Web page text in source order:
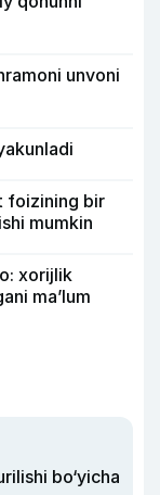
unvoni
foizining bir
mumkin
xorijlik
ma’lum
bo‘yicha